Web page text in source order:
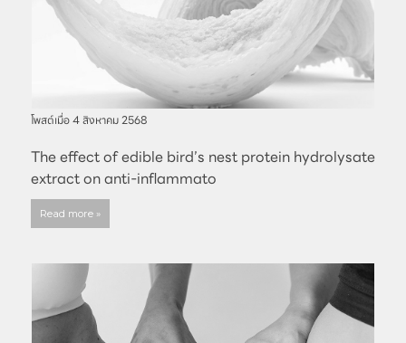
โพสต์เมื่อ4 สิงหาคม 2568
The effect of edible bird’s nest protein hydrolysate
extract on anti-inflammato
Read more »